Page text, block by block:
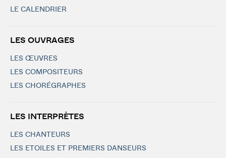
LE CALENDRIER
LES OUVRAGES
LES ŒUVRES
LES COMPOSITEURS
LES CHORÉGRAPHES
LES INTERPRÈTES
LES CHANTEURS
LES ETOILES ET PREMIERS DANSEURS